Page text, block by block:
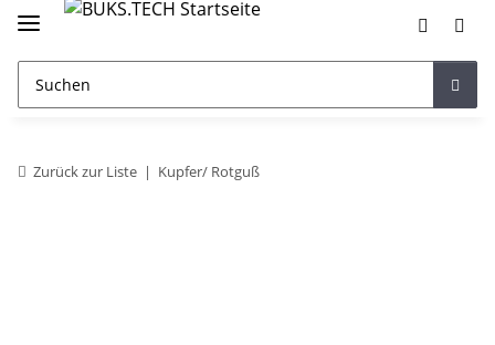
Zurück zur Liste Kupfer/ Rotguß